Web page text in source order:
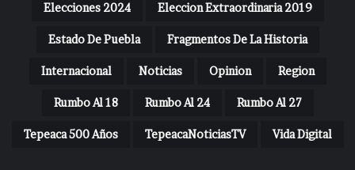
Elecciones 2024 Eleccion Extraordinaria 2019
Estado De Puebla Fragmentos De La Historia
Internacional Noticias Opinion Region
Rumbo Al 18 Rumbo Al 24 Rumbo Al 27
Tepeaca 500 Años TepeacaNoticiasTV Vida Digital